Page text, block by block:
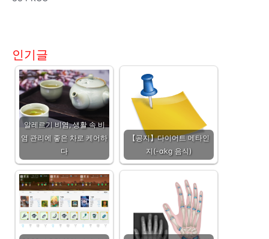
인기글
알레르기 비염, 생활 속 비
염 관리에 좋은 차로 케어하
다
【공지】다이어트 메타인
지(-αkg 음식)